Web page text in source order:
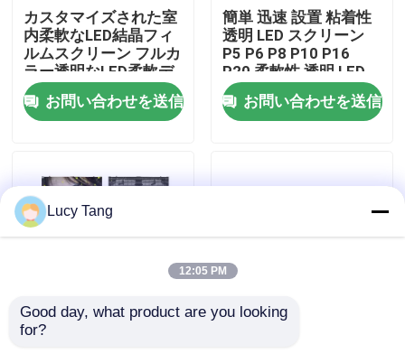
VRショー
わたしたち に つい て
工場 ツアー
品質管理
連絡 ください
カスタマイズされた室
内柔軟なLED結晶フィ
ルムスクリーン フルカ
ラー透明なLED柔軟デ
ィスプレイ
お問い合わせを送信
簡単 迅速 設置 粘着性
透明 LED スクリーン
P5 P6 P8 P10 P16
P20 柔軟性 透明 LED
フィルム ディスプレイ
お問い合わせを送信
屋外 透明 イベント
Lucy Tang
12:05 PM
Good day, what product are you looking
for?